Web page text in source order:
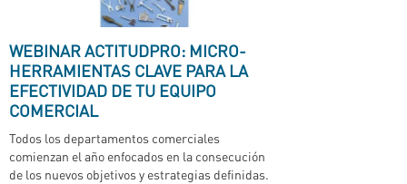
WEBINAR ACTITUDPRO: MICRO-
HERRAMIENTAS CLAVE PARA LA
EFECTIVIDAD DE TU EQUIPO
COMERCIAL
Todos los departamentos comerciales
comienzan el año enfocados en la consecución
de los nuevos objetivos y estrategias definidas.